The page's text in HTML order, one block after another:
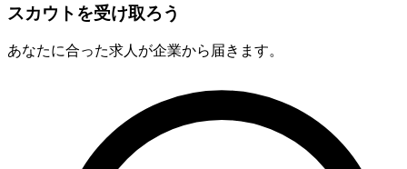
スカウトを受け取ろう
あなたに合った求人が企業から届きます。